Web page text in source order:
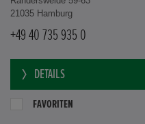
21035 Hamburg
+49 40 735 935 0
DETAILS
FAVORITEN